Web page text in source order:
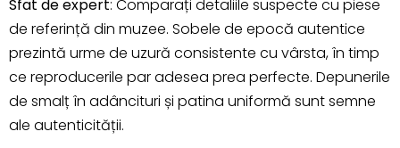
Sfat de expert: Comparați detaliile suspecte cu piese
de referință din muzee. Sobele de epocă autentice
prezintă urme de uzură consistente cu vârsta, în timp
ce reproducerile par adesea prea perfecte. Depunerile
de smalț în adâncituri și patina uniformă sunt semne
ale autenticității.